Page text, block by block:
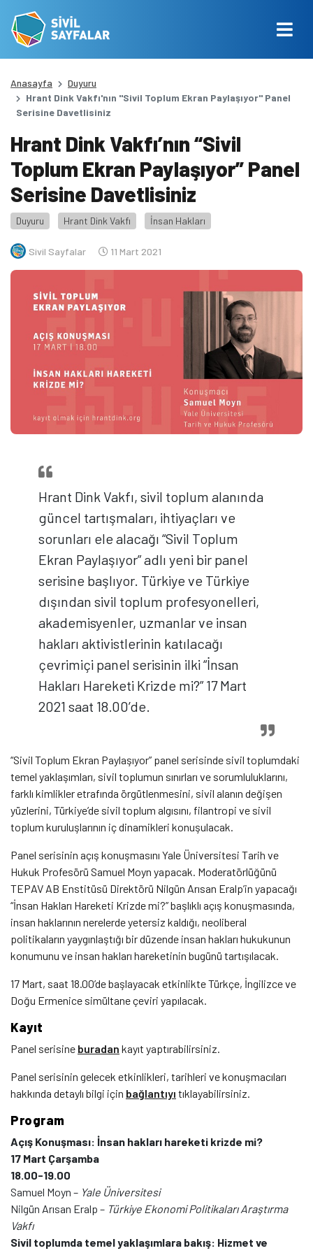
Anasayfa
Duyuru
Hrant Dink Vakfı'nın "Sivil Toplum Ekran Paylaşıyor" Panel
Serisine Davetlisiniz
Hrant Dink Vakfı’nın “Sivil
Toplum Ekran Paylaşıyor” Panel
Serisine Davetlisiniz
Duyuru Hrant Dink Vakfı İnsan Hakları
Sivil Sayfalar 11 Mart 2021
Hrant Dink Vakfı, sivil toplum alanında
güncel tartışmaları, ihtiyaçları ve
sorunları ele alacağı “Sivil Toplum
Ekran Paylaşıyor” adlı yeni bir panel
serisine başlıyor. Türkiye ve Türkiye
dışından sivil toplum profesyonelleri,
akademisyenler, uzmanlar ve insan
hakları aktivistlerinin katılacağı
çevrimiçi panel serisinin ilki “İnsan
Hakları Hareketi Krizde mi?” 17 Mart
2021 saat 18.00’de.
“Sivil Toplum Ekran Paylaşıyor” panel serisinde sivil toplumdaki
temel yaklaşımları, sivil toplumun sınırları ve sorumluluklarını,
farklı kimlikler etrafında örgütlenmesini, sivil alanın değişen
yüzlerini, Türkiye’de sivil toplum algısını, filantropi ve sivil
toplum kuruluşlarının iç dinamikleri konuşulacak.
Panel serisinin açış konuşmasını Yale Üniversitesi Tarih ve
Hukuk Profesörü Samuel Moyn yapacak. Moderatörlüğünü
TEPAV AB Enstitüsü Direktörü Nilgün Arısan Eralp’in yapacağı
“İnsan Hakları Hareketi Krizde mi?” başlıklı açış konuşmasında,
insan haklarının nerelerde yetersiz kaldığı, neoliberal
politikaların yaygınlaştığı bir düzende insan hakları hukukunun
konumunu ve insan hakları hareketinin bugünü tartışılacak.
17 Mart, saat 18.00’de başlayacak etkinlikte Türkçe, İngilizce ve
Doğu Ermenice simültane çeviri yapılacak.
Kayıt
Panel serisine buradan kayıt yaptırabilirsiniz.
Panel serisinin gelecek etkinlikleri, tarihleri ve konuşmacıları
hakkında detaylı bilgi için bağlantıyı tıklayabilirsiniz.
Program
Açış Konuşması: İnsan hakları hareketi krizde mi?
17 Mart Çarşamba
18.00-19.00
Samuel Moyn – Yale Üniversitesi
Nilgün Arısan Eralp – Türkiye Ekonomi Politikaları Araştırma
Vakfı
Sivil toplumda temel yaklaşımlara bakış: Hizmet ve